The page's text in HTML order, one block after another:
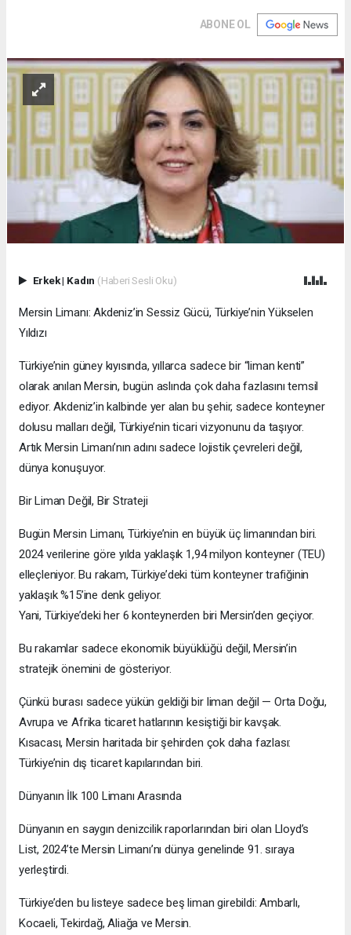
ABONE OL
Erkek| Kadın (Haberi Sesli Oku)
Mersin Limanı: Akdeniz’in Sessiz Gücü, Türkiye’nin Yükselen
Yıldızı
Türkiye’nin güney kıyısında, yıllarca sadece bir “liman kenti”
olarak anılan Mersin, bugün aslında çok daha fazlasını temsil
ediyor. Akdeniz’in kalbinde yer alan bu şehir, sadece konteyner
dolusu malları değil, Türkiye’nin ticari vizyonunu da taşıyor.
Artık Mersin Limanı’nın adını sadece lojistik çevreleri değil,
dünya konuşuyor.
Bir Liman Değil, Bir Strateji
Bugün Mersin Limanı, Türkiye’nin en büyük üç limanından biri.
2024 verilerine göre yılda yaklaşık 1,94 milyon konteyner (TEU)
elleçleniyor. Bu rakam, Türkiye’deki tüm konteyner trafiğinin
yaklaşık %15’ine denk geliyor.
Yani, Türkiye’deki her 6 konteynerden biri Mersin’den geçiyor.
Bu rakamlar sadece ekonomik büyüklüğü değil, Mersin’in
stratejik önemini de gösteriyor.
Çünkü burası sadece yükün geldiği bir liman değil — Orta Doğu,
Avrupa ve Afrika ticaret hatlarının kesiştiği bir kavşak.
Kısacası, Mersin haritada bir şehirden çok daha fazlası:
Türkiye’nin dış ticaret kapılarından biri.
Dünyanın İlk 100 Limanı Arasında
Dünyanın en saygın denizcilik raporlarından biri olan Lloyd’s
List, 2024’te Mersin Limanı’nı dünya genelinde 91. sıraya
yerleştirdi.
Türkiye’den bu listeye sadece beş liman girebildi: Ambarlı,
Kocaeli, Tekirdağ, Aliağa ve Mersin.